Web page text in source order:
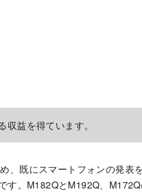
益を得ています。
、既にスマートフォンの発表
す。M182QとM192Q、